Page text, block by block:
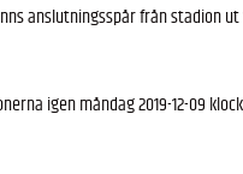
anslutningsspår från stadion ut
igen måndag 2019-12-09